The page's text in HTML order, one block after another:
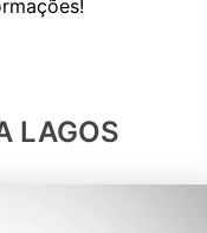
LAGOS